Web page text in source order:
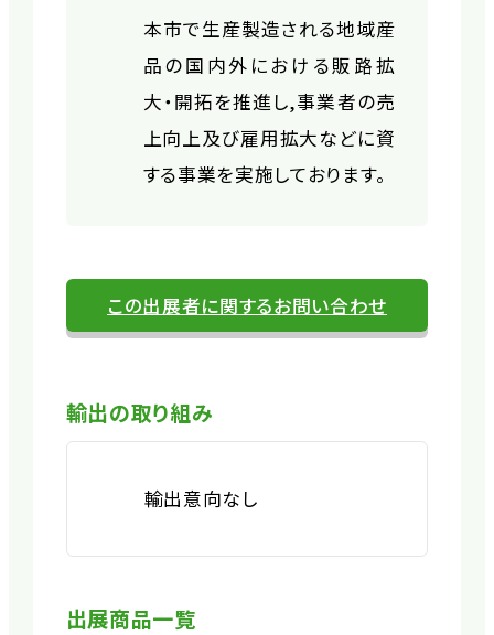
本市で生産製造される地域産
品の国内外における販路拡
大・開拓を推進し,事業者の売
上向上及び雇用拡大などに資
する事業を実施しております。
この出展者に関するお問い合わせ
輸出の取り組み
輸出意向なし
出展商品一覧